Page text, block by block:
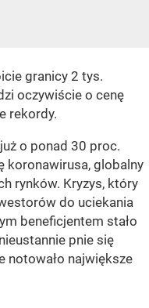
granicy 2 tys.
oczywiście o cenę
rekordy.
o ponad 30 proc.
koronawirusa, globalny
rynków. Kryzys, który
do uciekania
beneficjentem stało
pnie się
notowało największe